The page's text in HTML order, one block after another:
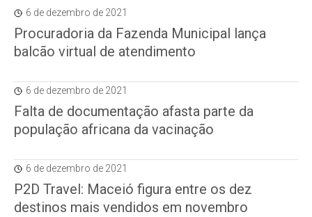
6 de dezembro de 2021
Procuradoria da Fazenda Municipal lança
balcão virtual de atendimento
6 de dezembro de 2021
Falta de documentação afasta parte da
população africana da vacinação
6 de dezembro de 2021
P2D Travel: Maceió figura entre os dez
destinos mais vendidos em novembro